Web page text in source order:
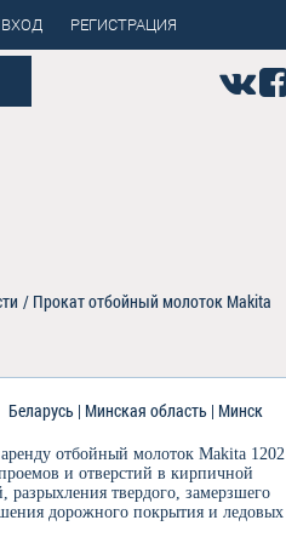
ВХОД РЕГИСТРАЦИЯ
/ Прокат отбойный молоток Makita
Беларусь | Минская область | Минск
отбойный молоток Makita 1202
и отверстий в кирпичной
разрыхления твердого, замерзшего
дорожного покрытия и ледовых